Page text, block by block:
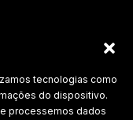
tecnologias como
do dispositivo.
processemos dados